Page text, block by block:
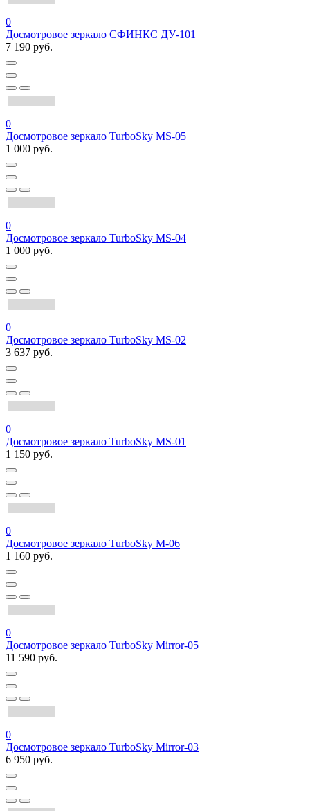
0
Досмотровое зеркало СФИНКС ДУ-101
7 190 руб.
0
Досмотровое зеркало TurboSky MS-05
1 000 руб.
0
Досмотровое зеркало TurboSky MS-04
1 000 руб.
0
Досмотровое зеркало TurboSky MS-02
3 637 руб.
0
Досмотровое зеркало TurboSky MS-01
1 150 руб.
0
Досмотровое зеркало TurboSky M-06
1 160 руб.
0
Досмотровое зеркало TurboSky Mirror-05
11 590 руб.
0
Досмотровое зеркало TurboSky Mirror-03
6 950 руб.